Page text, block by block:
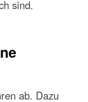
sind.
ab. Dazu